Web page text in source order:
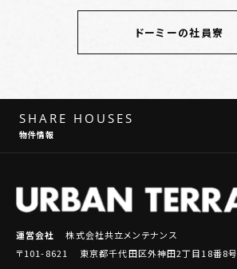
ドーミーの社員寮
SHARE HOUSES
物件情報
運営会社
株式会社共立メンテナンス
〒101-8621 東京都千代田区外神田2丁目18番8号